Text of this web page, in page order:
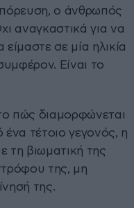
ο άνθρωπός
αναγκαστικά για να
σε μία ηλικία
Είναι το
πώς διαμορφώνεται
τέτοιο γεγονός, η
τη βιωματική της
της, μη
της.